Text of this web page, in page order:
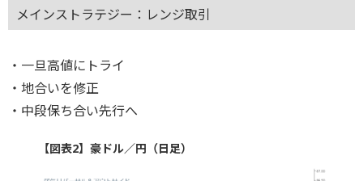
メインストラテジー：レンジ取引
・一旦高値にトライ
・地合いを修正
・中段保ち合い先行へ
【図表2】豪ドル／円（日足）